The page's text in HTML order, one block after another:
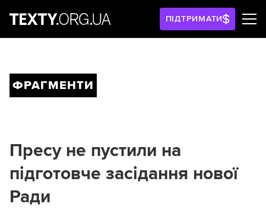
ПІДТРИМАТИ
ФРАГМЕНТИ
Пресу не пустили на
підготовче засідання нової
Ради